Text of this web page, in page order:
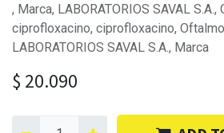
, Marca, LABORATORIOS SAVAL
ciprofloxacino, ciprofloxacino,
LABORATORIOS SAVAL S.A., Marca
$ 20.090